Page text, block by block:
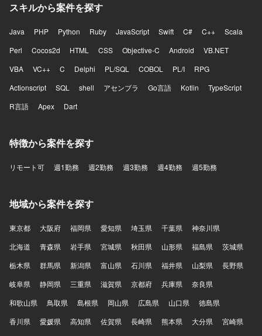
スキルから案件を探す
Java PHP Python Ruby JavaScript Swift C# C++
Scala
Perl
Cocos2d HTML CSS Objective-C Android
VB.NET
VBA
VC++ C Delphi PL/SQL COBOL PL/I
RPG
Actionscript
SQL shell アセンブラ Go言語 Kotlin
TypeScript
R言語
Apex Dart
特徴から案件を探す
リモート可 週1勤務 週2勤務 週3勤務 週4勤務 週5勤務
地域から案件を探す
東京都 大阪府 福岡県 愛知県 埼玉県 千葉県
神奈川県
北海道
青森県 岩手県 宮城県 秋田県 山形県 福島県
茨城県
栃木県
群馬県 新潟県 富山県 石川県 福井県 山梨県
長野県
岐阜県
静岡県 三重県 滋賀県 京都府 兵庫県
奈良県
和歌山県
鳥取県 島根県 岡山県 広島県 山口県
徳島県
香川県
愛媛県 高知県 佐賀県 長崎県 熊本県 大分県
宮崎県